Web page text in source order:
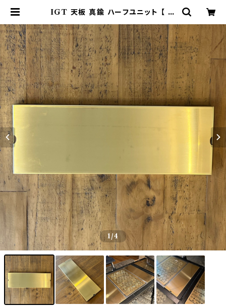
IGT 天板 真鍮 ハーフユニット 【 無
Peak スノーピーク | 802 PRODU
CTS
1/4